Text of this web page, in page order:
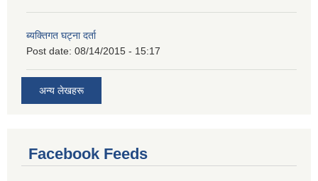
ब्यक्तिगत घट्ना दर्ता
Post date: 08/14/2015 - 15:17
अन्य लेखहरू
Facebook Feeds